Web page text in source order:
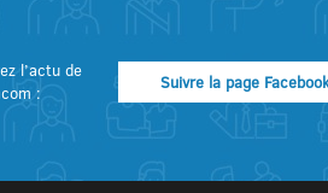
l’actu de
:
Suivre la page